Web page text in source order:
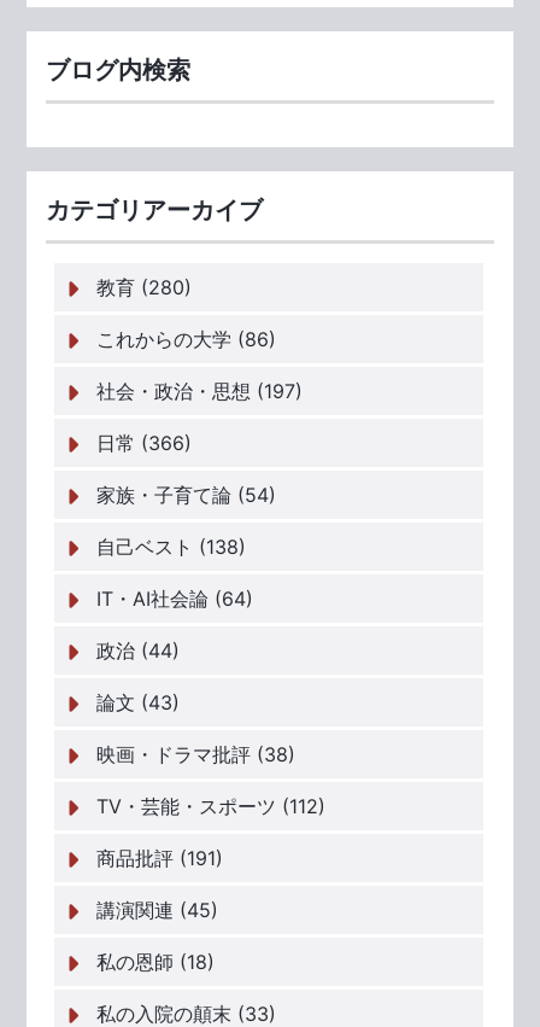
ブログ内検索
カテゴリアーカイブ
教育 (280)
これからの大学 (86)
社会・政治・思想 (197)
日常 (366)
家族・子育て論 (54)
自己ベスト (138)
IT・AI社会論 (64)
政治 (44)
論文 (43)
映画・ドラマ批評 (38)
TV・芸能・スポーツ (112)
商品批評 (191)
講演関連 (45)
私の恩師 (18)
私の入院の顛末 (33)